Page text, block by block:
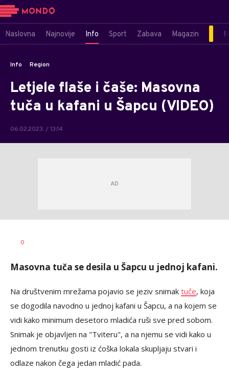
Naslovna Najnovije Info Sport Zabava Magazin
Info Region
Letjele flaše i čaše: Masovna
tuča u kafani u Šapcu (VIDEO)
06.02.2023. / 13:14
AUTOR
0
Masovna tuča se desila u Šapcu u jednoj kafani.
Na društvenim mrežama pojavio se jeziv snimak tuče, koja
se dogodila navodno u jednoj kafani u Šapcu, a na kojem se
vidi kako minimum desetoro mladića ruši sve pred sobom.
Snimak je objavljen na "Tviteru", a na njemu se vidi kako u
jednom trenutku gosti iz ćoška lokala skupljaju stvari i
odlaze nakon čega jedan mladić pada.